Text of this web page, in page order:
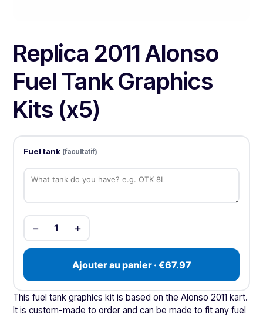
Replica 2011 Alonso
Fuel Tank Graphics
Kits (x5)
Fuel tank (facultatif)
− 1 +
Ajouter au panier · €67.97
This fuel tank graphics kit is based on the Alonso 2011 kart.
It is custom-made to order and can be made to fit any fuel